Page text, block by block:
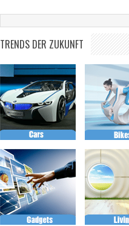
TRENDS DER ZUKUNFT